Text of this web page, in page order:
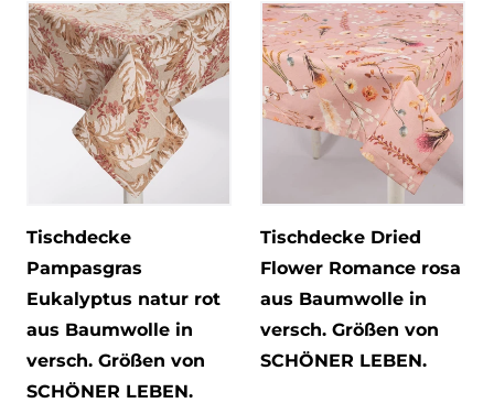
Tischdecke
Pampasgras
Eukalyptus natur rot
aus Baumwolle in
versch. Größen von
SCHÖNER LEBEN.
Tischdecke Dried
Flower Romance rosa
aus Baumwolle in
versch. Größen von
SCHÖNER LEBEN.